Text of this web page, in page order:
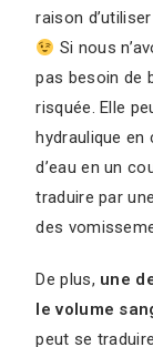
raison
Si nous
pas besoin de
risquée. Elle
hydraulique en
d’eau en un
traduire par
des
De plus, une
le volume
peut se